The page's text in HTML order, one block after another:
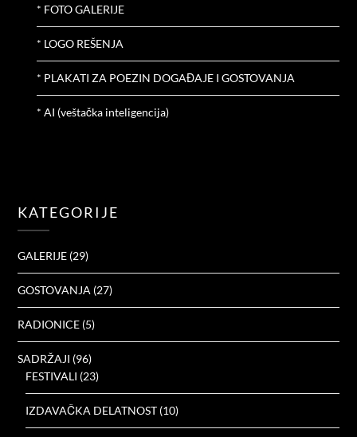
* FOTO GALERIJE
* LOGO REŠENJA
* PLAKATI ZA POEZIN DOGAĐAJE I GOSTOVANJA
* AI (veštačka inteligencija)
KATEGORIJE
GALERIJE (29)
GOSTOVANJA (27)
RADIONICE (5)
SADRŽAJI (96)
FESTIVALI (23)
IZDAVAČKA DELATNOST (10)